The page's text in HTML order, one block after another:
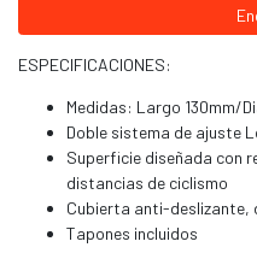
ESPECIFICACIONES:
Medidas: Largo 130mm/
Doble sistema de ajuste
Superficie diseñada con
distancias de ciclismo
Cubierta anti-deslizante,
Tapones incluidos